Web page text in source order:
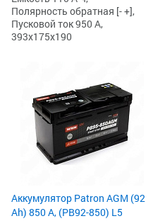
Полярность обратная [- +],
Пусковой ток 950 А,
393x175x190
Аккумулятор Patron AGM (92
Ah) 850 А, (PB92-850) L5